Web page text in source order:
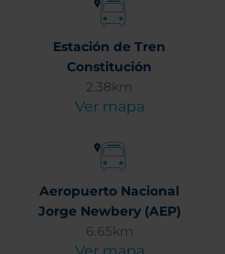
Estación de Tren
Constitución
2.38km
Ver mapa
Aeropuerto Nacional
Jorge Newbery (AEP)
6.65km